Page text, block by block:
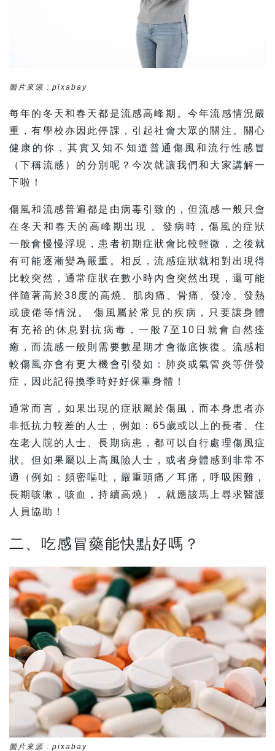
圖片來源 : pixabay
每年的冬天和春天都是流感高峰期。今年流感情況嚴
重，有學校亦因此停課，引起社會大眾的關注。關心
健康的你，其實又知不知道普通傷風和流行性感冒
（下稱流感）的分別呢？今次就讓我們和大家講解一
下啦！
傷風和流感普遍都是由病毒引致的，但流感一般只會
在冬天和春天的高峰期出現 。發病時，傷風的症狀
一般會慢慢浮現，患者初期症狀會比較輕微，之後就
有可能逐漸變為嚴重。相反，流感症狀就相對出現得
比較突然，通常症狀在數小時內會突然出現，還可能
伴隨著高於38度的高燒、肌肉痛、骨痛、發冷、發熱
或疲倦等情況。 傷風屬於常見的疾病，只要讓身體
有充裕的休息對抗病毒，一般7至10日就會自然痊
癒，而流感一般則需要數星期才會徹底恢復。流感相
較傷風亦會有更大機會引發如：肺炎或氣管炎等併發
症，因此記得換季時好好保重身體！
通常而言，如果出現的症狀屬於傷風，而本身患者亦
非抵抗力較差的人士，例如：65歲或以上的長者、住
在老人院的人士、長期病患，都可以自行處理傷風症
狀。但如果屬以上高風險人士，或者身體感到非常不
適（例如：頻密嘔吐，嚴重頭痛／耳痛，呼吸困難，
長期咳嗽，咳血，持續高燒），就應該馬上尋求醫護
人員協助！
二、吃感冒藥能快點好嗎？
圖片來源 : pixabay